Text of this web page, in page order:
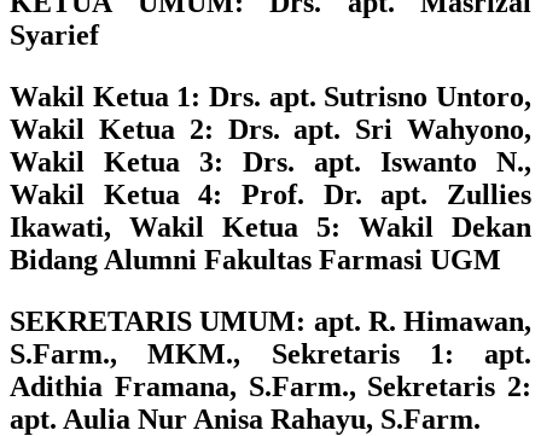
Syarief
Wakil Ketua 1: Drs. apt. Sutrisno Untoro,
Wakil Ketua 2: Drs. apt. Sri Wahyono,
Wakil Ketua 3: Drs. apt. Iswanto N.,
Wakil Ketua 4: Prof. Dr. apt. Zullies
Ikawati, Wakil Ketua 5: Wakil Dekan
Bidang Alumni Fakultas Farmasi UGM
SEKRETARIS UMUM: apt. R. Himawan,
S.Farm., MKM., Sekretaris 1: apt.
Adithia Framana, S.Farm., Sekretaris 2:
apt. Aulia Nur Anisa Rahayu, S.Farm.